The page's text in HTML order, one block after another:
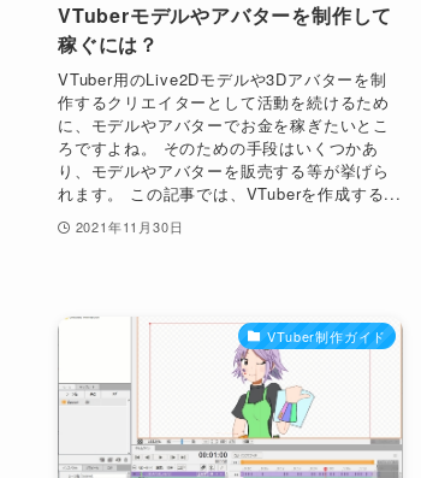
VTuberモデルやアバターを制作して
稼ぐには？
VTuber用のLive2Dモデルや3Dアバターを制
作するクリエイターとして活動を続けるため
に、モデルやアバターでお金を稼ぎたいとこ
ろですよね。 そのための手段はいくつかあ
り、モデルやアバターを販売する等が挙げら
れます。 この記事では、VTuberを作成する...
2021年11月30日
VTuber制作ガイド